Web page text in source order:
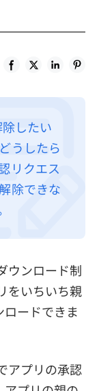
したい
うしたら
リクエス
除できな
ウンロード制
をいちいち親
ードできま
アプリの承認